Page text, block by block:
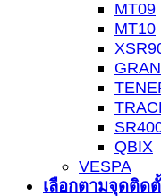
MT09
MT10
QBIX
VESPA
เลือกตามจุดติด